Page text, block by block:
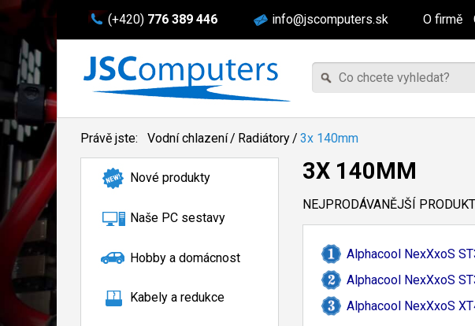
(+420) 776 389 446 info@jscomputers.sk O firmě
Právě jste: Vodní chlazení/ Radiátory/ 3x 140mm
Nové produkty
Naše PC sestavy
Hobby a domácnost
Kabely a redukce
3X 140MM
NEJPRODÁVANĚJŠÍ
Alphacool NexXxoS
Alphacool NexXxoS
Alphacool NexXxoS